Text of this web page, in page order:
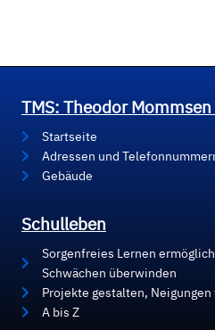
TMS: Theodor
Startseite
Adressen und
Gebäude
Schulleben
Sorgenfreies Lernen
Schwächen überwinden
Projekte gestalten,
A bis Z